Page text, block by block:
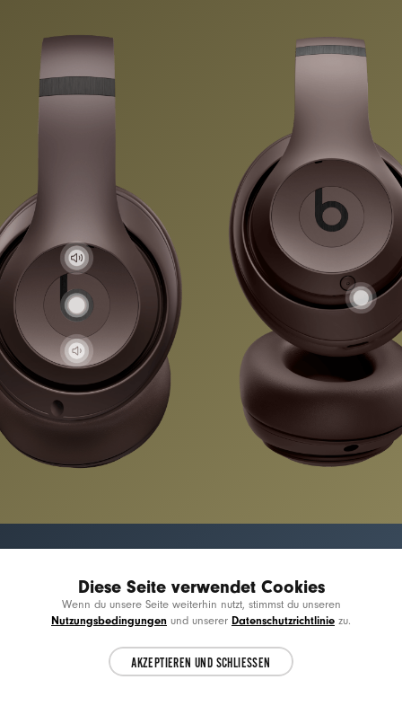
Android
Einfach zu nutzen,
schwer zu verlieren
Diese Seite verwendet Cookies
Wenn du unsere Seite weiterhin nutzt, stimmst du unseren
Nutzungsbedingungen und unserer Datenschutzrichtlinie zu.
AKZEPTIEREN UND SCHLIESSEN
Choose another country or region to see
content specific to your location.
CONTINUE